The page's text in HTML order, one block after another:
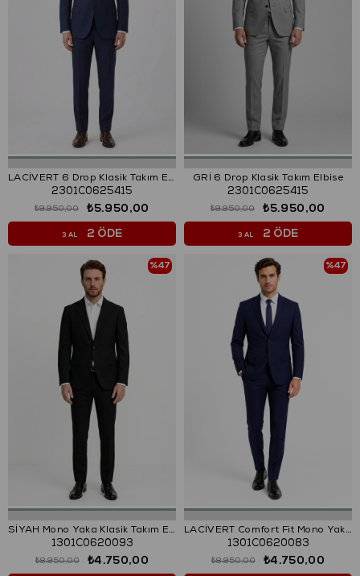
LACİVERT 6 Drop Klasik Takım Elbise
2301C0625415
₺5.950,00
₺9.950,00
3 AL 2 ÖDE
GRİ 6 Drop Klasik Takım Elbise
2301C0625415
₺5.950,00
₺9.950,00
3 AL 2 ÖDE
SİYAH Mono Yaka Klasik Takım Elbise
1301C0620093
₺4.750,00
₺8.950,00
%47
LACİVERT Comfort Fit Mono Yaka 6 Drop Kapaklı Cep Klasik Takım Elbise
1301C0620083
₺4.750,00
₺8.950,00
%47